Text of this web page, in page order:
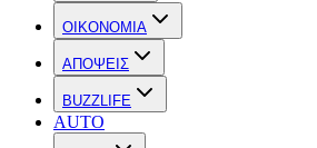
OIKONOMIA
ΑΠΟΨΕΙΣ
BUZZLIFE
AUTO